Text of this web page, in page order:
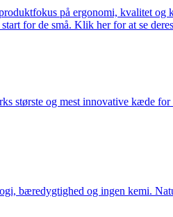
på ergonomi, kvalitet
for de små. Klik her for at se
største og mest innovative kæde
bæredygtighed og ingen kemi.